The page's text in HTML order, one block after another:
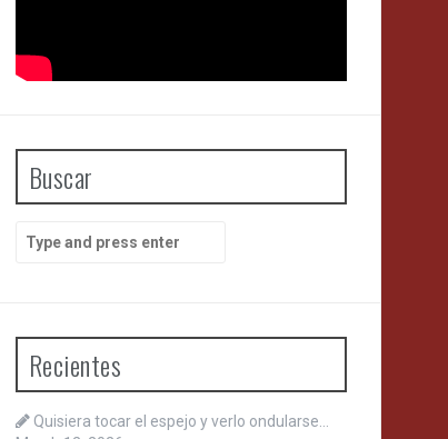
Buscar
for:
Recientes
Quisiera tocar el espejo y verlo ondularse…